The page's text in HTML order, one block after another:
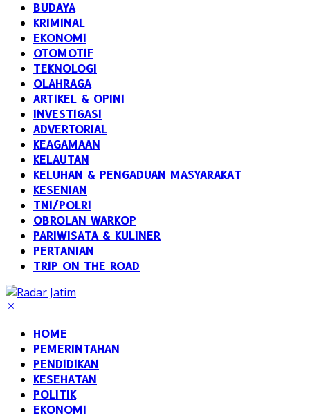
BUDAYA
KRIMINAL
EKONOMI
OTOMOTIF
TEKNOLOGI
OLAHRAGA
ARTIKEL & OPINI
INVESTIGASI
ADVERTORIAL
KEAGAMAAN
KELAUTAN
KELUHAN & PENGADUAN MASYARAKAT
KESENIAN
TNI/POLRI
OBROLAN WARKOP
PARIWISATA & KULINER
PERTANIAN
TRIP ON THE ROAD
HOME
PEMERINTAHAN
PENDIDIKAN
KESEHATAN
POLITIK
EKONOMI